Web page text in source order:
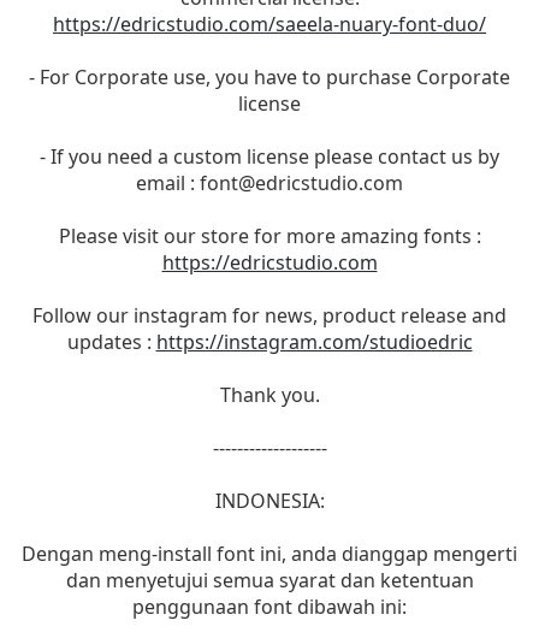
https://edricstudio.com/saeela-nuary-font-duo/
- For Corporate use, you have to purchase Corporate
license
- If you need a custom license please contact us by
email : font@edricstudio.com
Please visit our store for more amazing fonts :
https://edricstudio.com
Follow our instagram for news, product release and
updates : https://instagram.com/studioedric
Thank you.
-------------------
INDONESIA:
Dengan meng-install font ini, anda dianggap mengerti
dan menyetujui semua syarat dan ketentuan
penggunaan font dibawah ini: